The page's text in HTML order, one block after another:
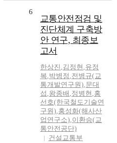
6
교통안전점검 및
진단체계 구축방
안 연구, 최종보
고서
한상진 ,김정현 ,유정
복,박병정 ,전병규(교
통개발연구원),문대
섭 ,왕종배 ,정병현 ,홍
선호(한국철도기술연
구원),홍성화(해사산
업연구소),이환승(교
통안전공단)
건설교통부